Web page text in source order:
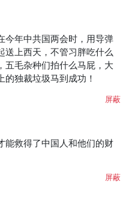
今年中共国两会时，用导弹
送上西天，不管习胖吃什么
五毛杂种们拍什么马屁，大
独裁垃圾马到成功！
屏蔽
能救得了中国人和他们的财
屏蔽